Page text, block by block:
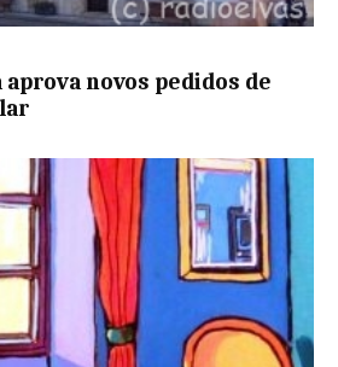
aprova novos pedidos de